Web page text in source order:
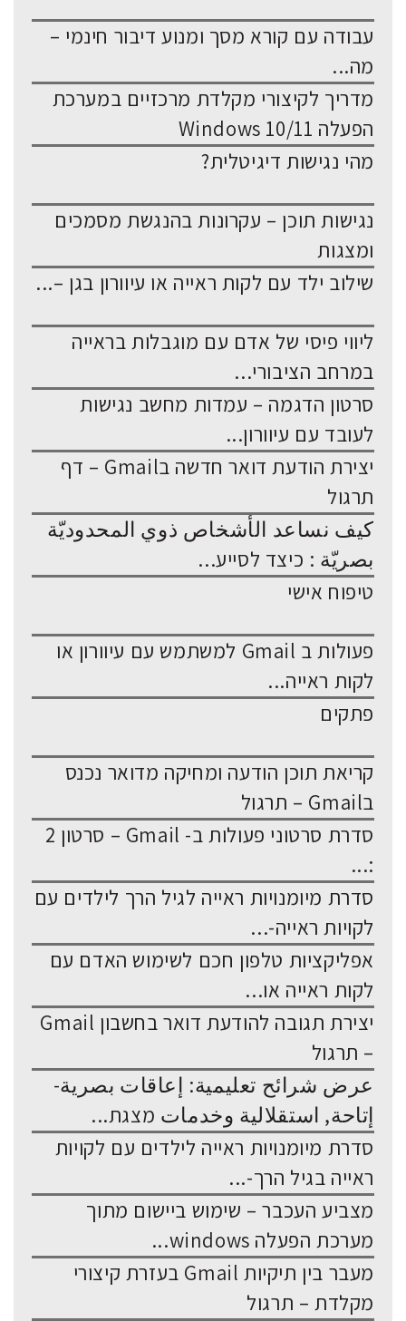
עבודה עם קורא מסך ומנוע דיבור חינמי –
מה...
מדריך לקיצורי מקלדת מרכזיים במערכת
הפעלה Windows 10/11
מהי נגישות דיגיטלית?
נגישות תוכן – עקרונות בהנגשת מסמכים
ומצגות
שילוב ילד עם לקות ראייה או עיוורון בגן –...
ליווי פיסי של אדם עם מוגבלות בראייה
במרחב הציבורי...
סרטון הדגמה – עמדות מחשב נגישות
לעובד עם עיוורון...
יצירת הודעת דואר חדשה בGmail – דף
תרגול
كيف نساعد الأشخاص ذوي المحدوديّة
بصريّة : כיצד לסייע...
טיפוח אישי
פעולות ב Gmail למשתמש עם עיוורון או
לקות ראייה...
פתקים
קריאת תוכן הודעה ומחיקה מדואר נכנס
בGmail – תרגול
סדרת סרטוני פעולות ב- Gmail – סרטון 2
:...
סדרת מיומנויות ראייה לגיל הרך לילדים עם
לקויות ראייה-...
אפליקציות טלפון חכם לשימוש האדם עם
לקות ראייה או...
יצירת תגובה להודעת דואר בחשבון Gmail
– תרגול
عرض شرائح تعليمية: إعاقات بصرية-
إتاحة, استقلالية وخدمات מצגת...
סדרת מיומנויות ראייה לילדים עם לקויות
ראייה בגיל הרך-...
מצביע העכבר – שימוש ביישום מתוך
מערכת הפעלה windows...
מעבר בין תיקיות Gmail בעזרת קיצורי
מקלדת – תרגול